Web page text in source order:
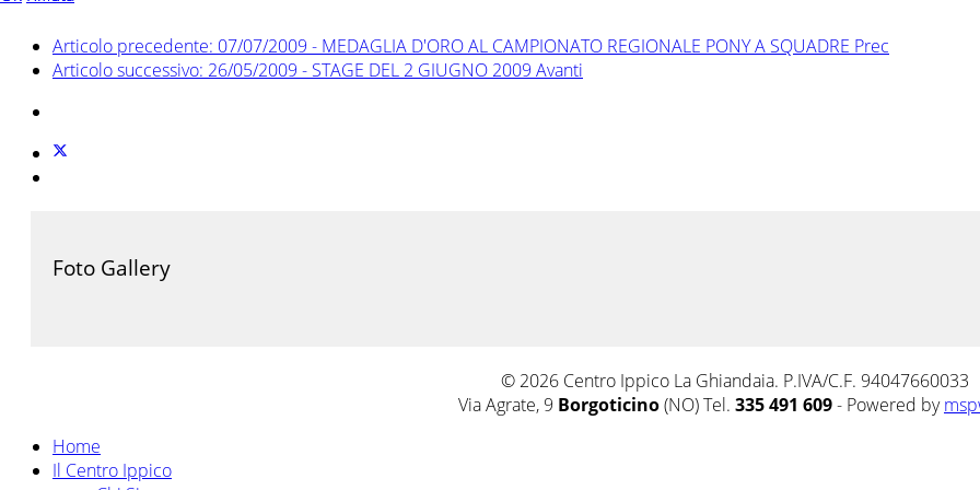
Articolo precedente: 07/07/2009 - MEDAGLIA D'ORO AL CAMPIONATO REGIONALE PONY A SQUADRE Prec
Articolo successivo: 26/05/2009 - STAGE DEL 2 GIUGNO 2009 Avanti
Foto Gallery
© 2026 Centro Ippico La Ghiandaia. P.IVA/C.F. 94047660033
Via Agrate, 9 Borgoticino(NO) Tel. 335 491 609- Powered by
Home
Il Centro Ippico